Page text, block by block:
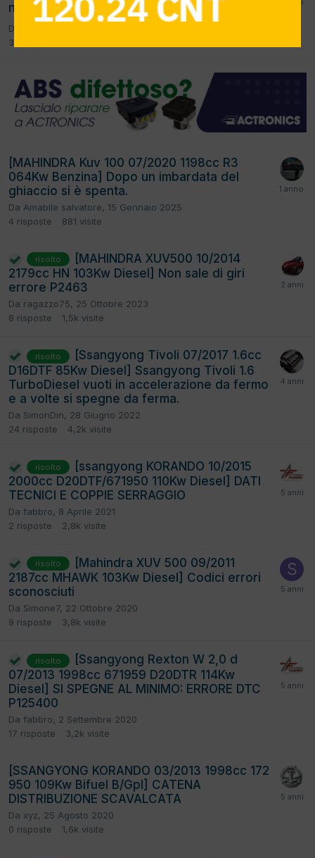
non tira errore iniettori
2
Da
37
[MAHINDRA Kuv 100 07/2020 1198cc R3
064Kw Benzina] Dopo un imbardata del
ghiaccio si è spenta.
Da Amabile salvatore, 15 Gennaio 2025
4 risposte 881 visite
risolto
[MAHINDRA XUV500 10/2014
2179cc HN 103Kw Diesel] Non sale di giri
errore P2463
Da ragazzo75, 25 Ottobre 2023
8 risposte 1,5k visite
risolto
[Ssangyong Tivoli 07/2017 1.6cc
D16DTF 85Kw Diesel] Ssangyong Tivoli 1.6
TurboDiesel vuoti in accelerazione da fermo
e a volte si spegne da ferma.
Da SimonDin, 28 Giugno 2022
24 risposte 4,2k visite
risolto
[ssangyong KORANDO 10/2015
2000cc D20DTF/671950 110Kw Diesel] DATI
TECNICI E COPPIE SERRAGGIO
Da fabbro, 8 Aprile 2021
2 risposte 2,8k visite
risolto
[Mahindra XUV 500 09/2011
2187cc MHAWK 103Kw Diesel] Codici errori
sconosciuti
Da Simone7, 22 Ottobre 2020
9 risposte 3,8k visite
risolto
[Ssangyong Rexton W 2,0 d
07/2013 1998cc 671959 D20DTR 114Kw
Diesel] SI SPEGNE AL MINIMO: ERRORE DTC
P125400
Da fabbro, 2 Settembre 2020
17 risposte 3,2k visite
[SSANGYONG KORANDO 03/2013 1998cc 172
950 109Kw Bifuel B/Gpl] CATENA
DISTRIBUZIONE SCAVALCATA
Da xyz, 25 Agosto 2020
0 risposte 1,6k visite